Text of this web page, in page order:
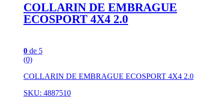
COLLARIN DE EMBRAGUE
ECOSPORT 4X4 2.0
0 de 5
(0)
COLLARIN DE EMBRAGUE ECOSPORT 4X4 2.0
SKU: 4887510